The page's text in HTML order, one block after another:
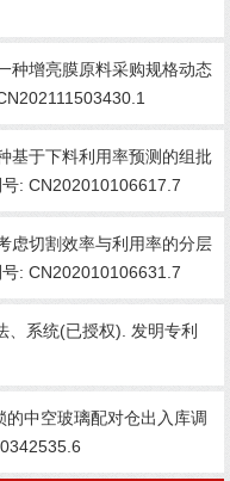
种增亮膜原料采购规格动态
基于下料利用率预测的组批
: CN202010106617.7
虑切割效率与利用率的分层
: CN202010106631.7
、系统(已授权). 发明专利
中空玻璃配对仓出入库调